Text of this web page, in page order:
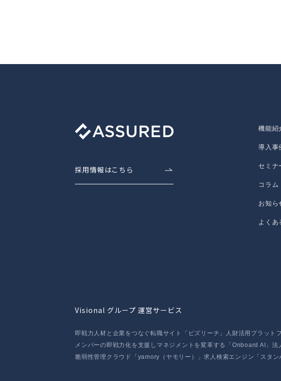
採用情報はこちら
機能紹
導入事
セミナ
コラム
お知ら
よくあ
Visional グループ 運営サービス
即戦力人材と企業をつなぐ転職サイト「ビズリーチ」 人財活用プラット
メンバーの即戦力化を支援しマネジメントを変革する「Onboard AI」法
脆弱性管理クラウド「yamory（ヤモリー）」求人検索エンジン「スタン